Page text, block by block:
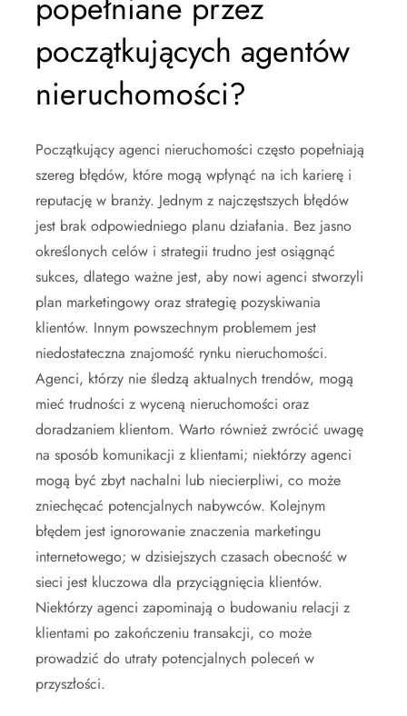
początkujących agentów
nieruchomości?
Początkujący agenci nieruchomości często popełniają
szereg błędów, które mogą wpłynąć na ich karierę i
reputację w branży. Jednym z najczęstszych błędów
jest brak odpowiedniego planu działania. Bez jasno
określonych celów i strategii trudno jest osiągnąć
sukces, dlatego ważne jest, aby nowi agenci stworzyli
plan marketingowy oraz strategię pozyskiwania
klientów. Innym powszechnym problemem jest
niedostateczna znajomość rynku nieruchomości.
Agenci, którzy nie śledzą aktualnych trendów, mogą
mieć trudności z wyceną nieruchomości oraz
doradzaniem klientom. Warto również zwrócić uwagę
na sposób komunikacji z klientami; niektórzy agenci
mogą być zbyt nachalni lub niecierpliwi, co może
zniechęcać potencjalnych nabywców. Kolejnym
błędem jest ignorowanie znaczenia marketingu
internetowego; w dzisiejszych czasach obecność w
sieci jest kluczowa dla przyciągnięcia klientów.
Niektórzy agenci zapominają o budowaniu relacji z
klientami po zakończeniu transakcji, co może
prowadzić do utraty potencjalnych poleceń w
przyszłości.